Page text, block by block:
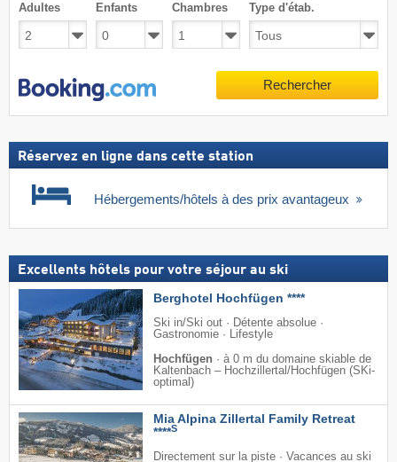
Adultes Enfants Chambres Type d'étab.
Rechercher
Réservez en ligne dans cette station
Hébergements/hôtels à des prix avantageux
Excellents hôtels pour votre séjour au ski
Berghotel Hochfügen ****
Ski in/Ski out · Détente absolue ·
Gastronomie · Lifestyle
Hochfügen · à 0 m du domaine skiable de
Kaltenbach – Hochzillertal/​Hochfügen (SKi-
optimal)
Mia Alpina Zillertal Family Retreat
****S
Directement sur la piste · Vacances au ski